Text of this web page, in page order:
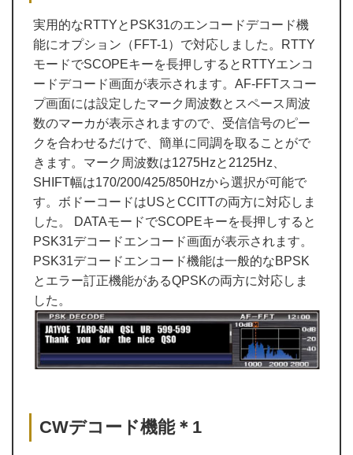
実用的なRTTYとPSK31のエンコードデコード機
能にオプション（FFT-1）で対応しました。RTTY
モードでSCOPEキーを長押しするとRTTYエンコ
ードデコード画面が表示されます。AF-FFTスコー
プ画面には設定したマーク周波数とスペース周波
数のマーカが表示されますので、受信信号のピー
クを合わせるだけで、簡単に同調を取ることがで
きます。マーク周波数は1275Hzと2125Hz、
SHIFT幅は170/200/425/850Hzから選択が可能で
す。ボドーコードはUSとCCITTの両方に対応しま
した。 DATAモードでSCOPEキーを長押しすると
PSK31デコードエンコード画面が表示されます。
PSK31デコードエンコード機能は一般的なBPSK
とエラー訂正機能があるQPSKの両方に対応しま
した。
CWデコード機能＊1